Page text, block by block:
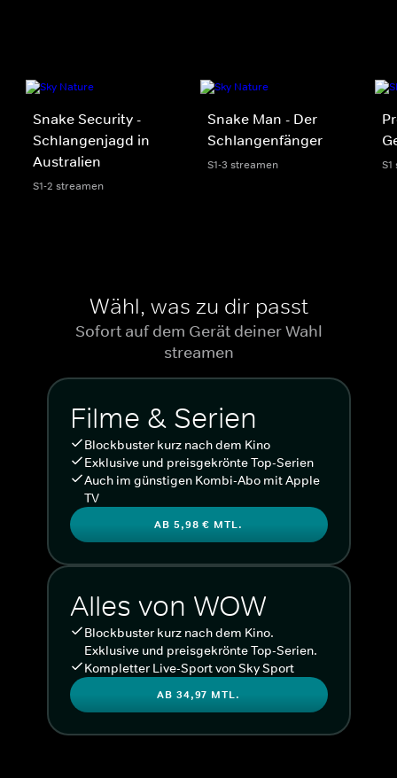
Snake Security -
Schlangenjagd in
Australien
S1-2 streamen
Snake Man - Der
Schlangenfänger
S1-3 streamen
Wähl, was zu dir passt
Sofort auf dem Gerät deiner Wahl
streamen
Filme & Serien
Blockbuster kurz nach dem Kino
Exklusive und preisgekrönte Top-Serien
Auch im günstigen Kombi-Abo mit Apple
TV
AB 5,98 € MTL.
Alles von WOW
Blockbuster kurz nach dem Kino.
Exklusive und preisgekrönte Top-Serien.
Kompletter Live-Sport von Sky Sport
AB 34,97 MTL.